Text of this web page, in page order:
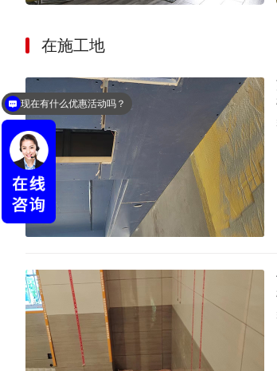
在施工地
现在有什么优惠活动吗？
你们公司门店地址在哪